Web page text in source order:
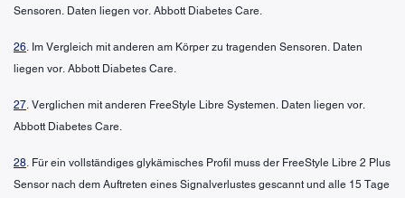
Sensoren. Daten liegen vor. Abbott Diabetes Care.
26 . Im Vergleich mit anderen am Körper zu tragenden Sensoren. Daten
liegen vor. Abbott Diabetes Care.
27 . Verglichen mit anderen FreeStyle Libre Systemen. Daten liegen vor.
Abbott Diabetes Care.
28 . Für ein vollständiges glykämisches Profil muss der FreeStyle Libre 2 Plus
Sensor nach dem Auftreten eines Signalverlustes gescannt und alle 15 Tage